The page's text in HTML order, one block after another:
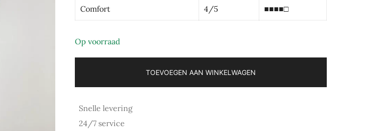
Comfort 4/5 ■■■■□
Op voorraad
TOEVOEGEN AAN WINKELWAGEN
Snelle levering
24/7 service